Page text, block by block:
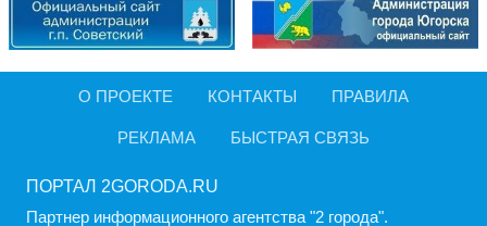
О ПРОЕКТЕ КОНТАКТЫ ПРАВИЛА
РЕКЛАМА БЫСТРАЯ СВЯЗЬ
ПОРТАЛ 2GORODA.RU
Партнер информационного агентства "2 города".